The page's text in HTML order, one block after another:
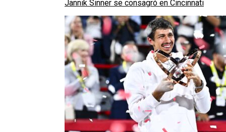
Jannik Sinner se consagró en Cincinnati